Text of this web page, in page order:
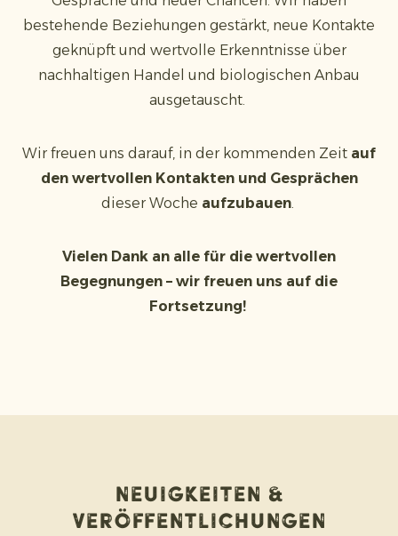
bestehende Beziehungen gestärkt, neue Kontakte
geknüpft und wertvolle Erkenntnisse über
nachhaltigen Handel und biologischen Anbau
ausgetauscht.
Wir freuen uns darauf, in der kommenden Zeit auf
den wertvollen Kontakten und Gesprächen
dieser Woche aufzubauen.
Vielen Dank an alle für die wertvollen
Begegnungen – wir freuen uns auf die
Fortsetzung!
Neuigkeiten &
Veröffentlichungen